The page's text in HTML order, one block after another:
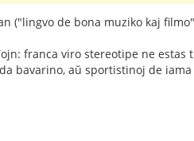
("lingvo de bona muziko kaj
franca viro stereotipe ne
bavarino, aŭ sportistinoj de iama